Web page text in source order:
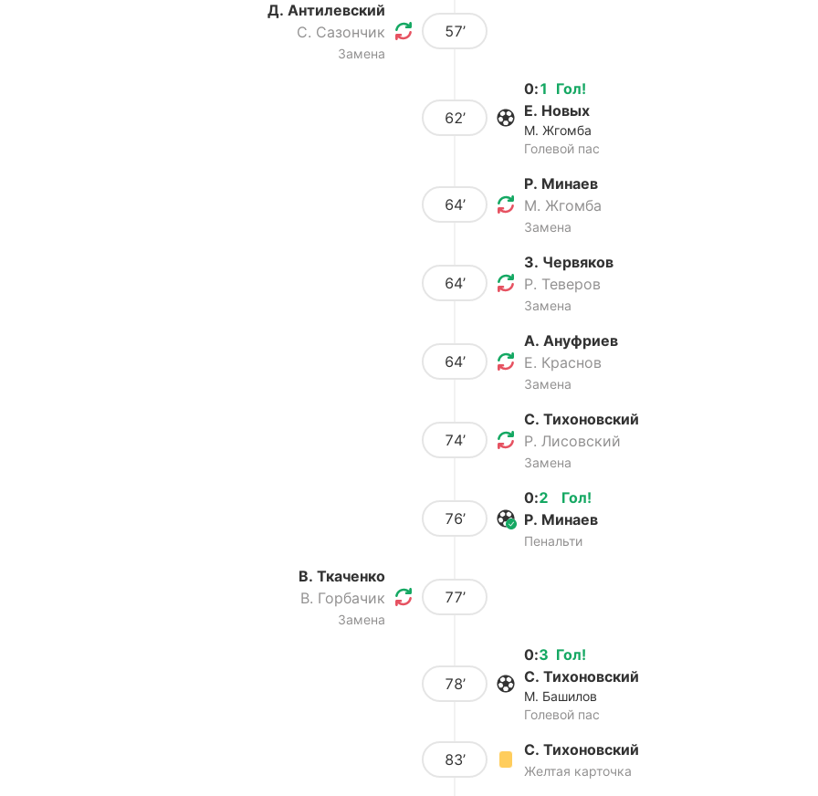
Д. Антилевский
С. Сазончик
Замена
57’
62’
Гол!
0:1
Е. Новых
М. Жгомба
Голевой пас
64’
Р. Минаев
М. Жгомба
Замена
64’
З. Червяков
Р. Теверов
Замена
64’
А. Ануфриев
Е. Краснов
Замена
74’
С. Тихоновский
Р. Лисовский
Замена
76’
Гол!
0:2
Р. Минаев
Пенальти
В. Ткаченко
В. Горбачик
Замена
77’
78’
Гол!
0:3
С. Тихоновский
М. Башилов
Голевой пас
83’
С. Тихоновский
Желтая карточка